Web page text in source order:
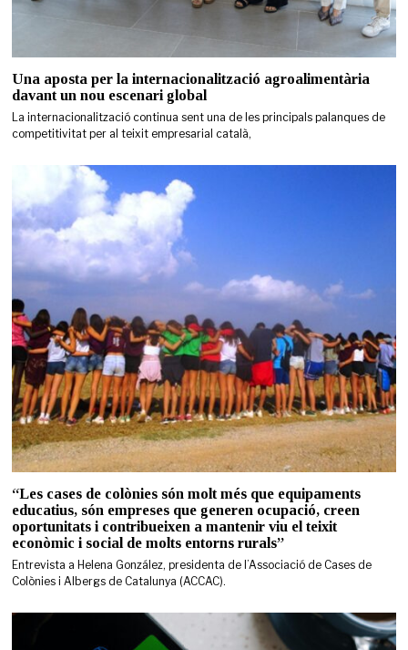
Una aposta per la internacionalització agroalimentària
davant un nou escenari global
La internacionalització continua sent una de les principals palanques de
competitivitat per al teixit empresarial català,
“Les cases de colònies són molt més que equipaments
educatius, són empreses que generen ocupació, creen
oportunitats i contribueixen a mantenir viu el teixit
econòmic i social de molts entorns rurals”
Entrevista a Helena González, presidenta de l’Associació de Cases de
Colònies i Albergs de Catalunya (ACCAC).